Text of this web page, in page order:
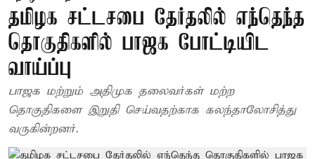
தமிழக சட்டசபை தேர்தலில் எந்தெந்த
தொகுதிகளில் பாஜக போட்டியிட
வாய்ப்பு
பாஜக மற்றும் அதிமுக தலைவர்கள் மற்ற
தொகுதிகளை இறுதி செய்வதற்காக கலந்தாலோசித்து
வருகின்றனர்.